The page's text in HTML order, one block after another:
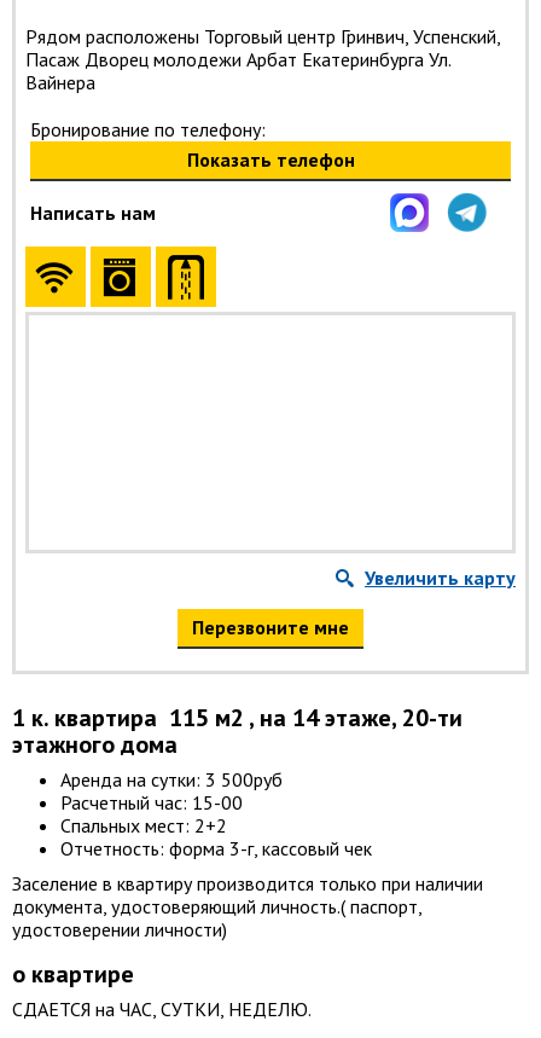
Рядом расположены Торговый центр Гринвич, Успенский,
Пасаж Дворец молодежи Арбат Екатеринбурга Ул.
Вайнера
Бронирование по телефону:
Показать телефон
Написать нам
Увеличить карту
Перезвоните мне
1 к. квартира 115 м2 , на 14 этаже, 20-ти
этажного дома
Аренда на сутки: 3 500руб
Расчетный час: 15-00
Спальных мест: 2+2
Отчетность: форма 3-г, кассовый чек
Заселение в квартиру производится только при наличии
документа, удостоверяющий личность.( паспорт,
удостоверении личности)
о квартире
СДАЕТСЯ на ЧАС, СУТКИ, НЕДЕЛЮ.